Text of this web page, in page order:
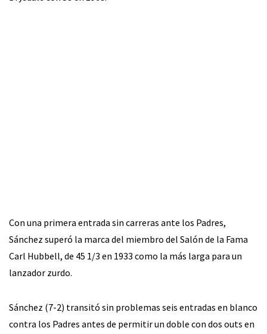
Con una primera entrada sin carreras ante los Padres,
Sánchez superó la marca del miembro del Salón de la Fama
Carl Hubbell, de 45 1/3 en 1933 como la más larga para un
lanzador zurdo.
Sánchez (7-2) transitó sin problemas seis entradas en blanco
contra los Padres antes de permitir un doble con dos outs en